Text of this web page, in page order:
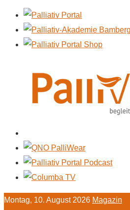
Montag, 10. August 2026 Magazin